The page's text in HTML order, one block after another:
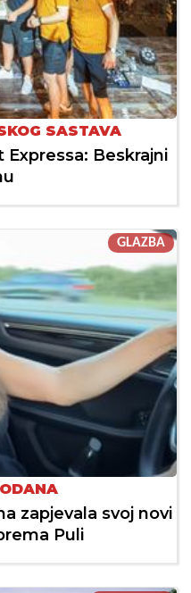
SASTAVA
Beskrajni
GLAZBA
zapjevala svoj novi
Puli